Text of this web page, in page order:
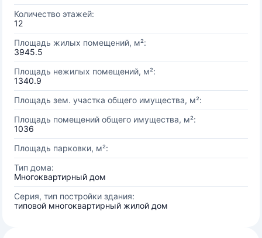
Количество этажей:
12
Площадь жилых помещений, м²:
3945.5
Площадь нежилых помещений, м²:
1340.9
Площадь зем. участка общего имущества, м²:
Площадь помещений общего имущества, м²:
1036
Площадь парковки, м²:
Тип дома:
Многоквартирный дом
Серия, тип постройки здания:
типовой многоквартирный жилой дом